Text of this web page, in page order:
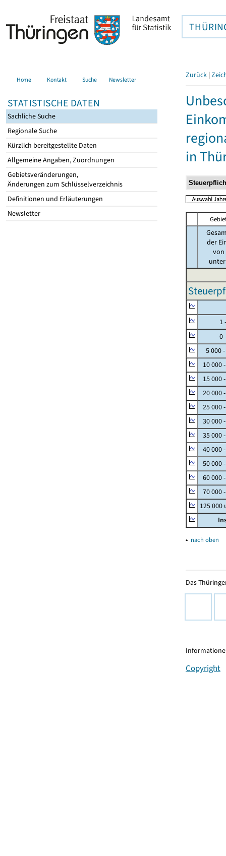
Home Kontakt Suche Newsletter
STATISTISCHE DATEN
Sachliche Suche
Regionale Suche
Kürzlich bereitgestellte Daten
Allgemeine Angaben, Zuordnungen
Gebietsveränderungen,
Änderungen zum Schlüsselverzeichnis
Definitionen und Erläuterungen
Newsletter
Zurück |
in
der
von
unter
1 -
0 -
5 000
10 000
15 000
20 000
25 000
30 000
35 000
40 000
50 000
60 000
70 000
125
▴ nach oben
Das
Copyright